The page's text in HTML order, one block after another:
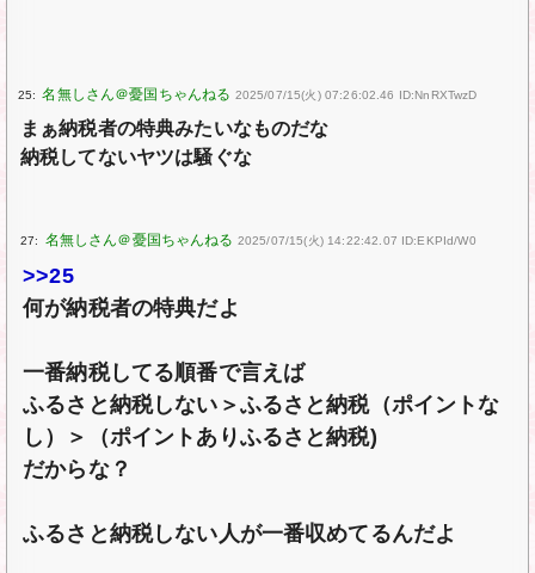
25: 2025/07/15(火) 07:26:02.46 ID:NnRXTwzD
まぁ納税者の特典みたいなものだな
納税してないヤツは騒ぐな
27: 2025/07/15(火) 14:22:42.07 ID:EKPId/W0
>>25
何が納税者の特典だよ
一番納税してる順番で言えば
ふるさと納税しない＞ふるさと納税（ポイントな
し）＞（ポイントありふるさと納税)
だからな？
ふるさと納税しない人が一番収めてるんだよ